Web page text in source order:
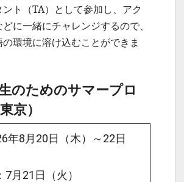
ト（TA）として参加し、アク
に一緒にチャレンジするので、
環境に溶け込むことができま
のためのサマープロ
京）
年8月20日（木）～22日
月21日（火）